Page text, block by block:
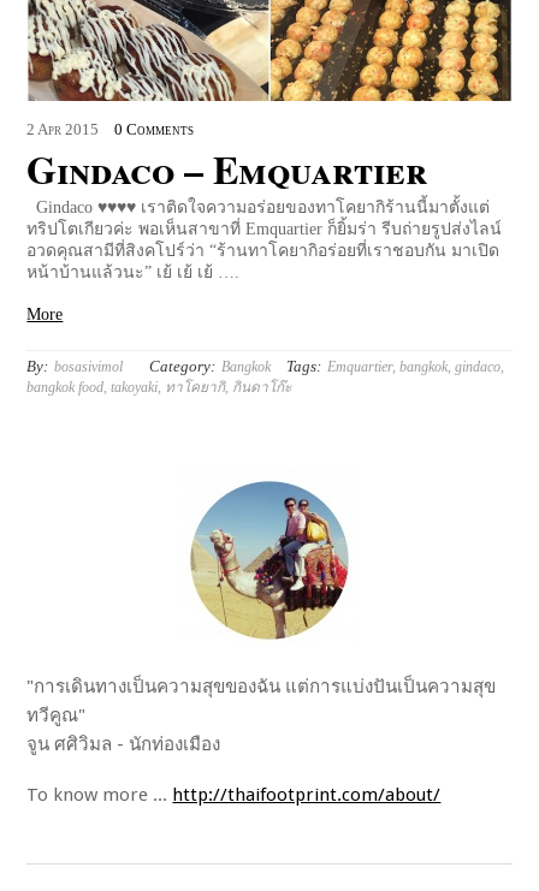
2 Apr 2015 0 Comments
Gindaco – Emquartier
Gindaco ♥♥♥♥ เราติดใจความอร่อยของทาโคยากิร้านนี้มาตั้งแต่
ทริปโตเกียวค่ะ พอเห็นสาขาที่ Emquartier ก็ยิ้มร่า รีบถ่ายรูปส่งไลน์
อวดคุณสามีที่สิงคโปร์ว่า “ร้านทาโคยากิอร่อยที่เราชอบกัน มาเปิด
หน้าบ้านแล้วนะ” เย้ เย้ เย้ ….
More
By: bosasivimol Category: Bangkok Tags: Emquartier, bangkok, gindaco,
bangkok food ,takoyaki ทาโคยากิ, กินดาโก๊ะ
"การเดินทางเป็นความสุขของฉัน แต่การแบ่งปันเป็นความสุข
ทวีคูณ"
จูน ศศิวิมล - นักท่องเมือง
To know more ... http://thaifootprint.com/about/